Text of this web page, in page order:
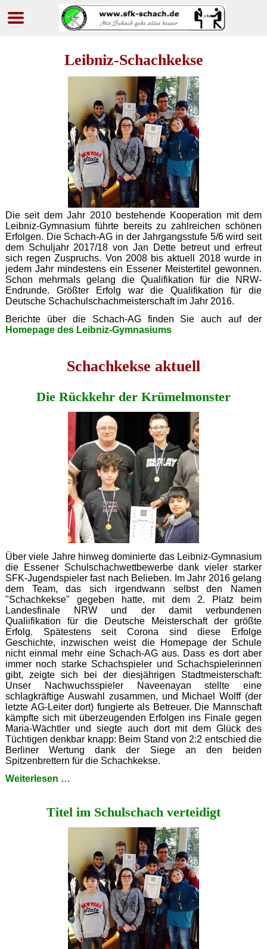
Leibniz-Schachkekse
Die seit dem Jahr 2010 bestehende Kooperation mit dem
Leibniz-Gymnasium führte bereits zu zahlreichen schönen
Erfolgen. Die Schach-AG in der Jahrgangsstufe 5/6 wird seit
dem Schuljahr 2017/18 von Jan Dette betreut und erfreut
sich regen Zuspruchs. Von 2008 bis aktuell 2018 wurde in
jedem Jahr mindestens ein Essener Meistertitel gewonnen.
Schon mehrmals gelang die Qualifikation für die NRW-
Endrunde. Größter Erfolg war die Qualifikation für die
Deutsche Schachulschachmeisterschaft im Jahr 2016.
Berichte über die Schach-AG finden Sie auch auf der
Homepage des Leibniz-Gymnasiums
Schachkekse aktuell
Die Rückkehr der Krümelmonster
Über viele Jahre hinweg dominierte das Leibniz-Gymnasium
die Essener Schulschachwettbewerbe dank vieler starker
SFK-Jugendspieler fast nach Belieben. Im Jahr 2016 gelang
dem Team, das sich irgendwann selbst den Namen
"Schachkekse" gegeben hatte, mit dem 2. Platz beim
Landesfinale NRW und der damit verbundenen
Qualiifikation für die Deutsche Meisterschaft der größte
Erfolg. Spätestens seit Corona sind diese Erfolge
Geschichte, inzwischen weist die Homepage der Schule
nicht einmal mehr eine Schach-AG aus. Dass es dort aber
immer noch starke Schachspieler und Schachspielerinnen
gibt, zeigte sich bei der diesjährigen Stadtmeisterschaft:
Unser Nachwuchsspieler Naveenayan stellte eine
schlagkräftige Auswahl zusammen, und Michael Wolff (der
letzte AG-Leiter dort) fungierte als Betreuer. Die Mannschaft
kämpfte sich mit überzeugenden Erfolgen ins Finale gegen
Maria-Wächtler und siegte auch dort mit dem Glück des
Tüchtigen denkbar knapp: Beim Stand von 2:2 entschied die
Berliner Wertung dank der Siege an den beiden
Spitzenbrettern für die Schachkekse.
Weiterlesen …
Krümelmonster
Titel im Schulschach verteidigt